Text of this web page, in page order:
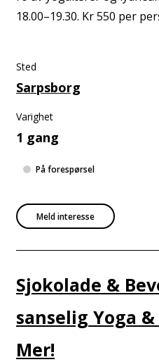
18.00–19.30. Kr 550 per
Sted
Sarpsborg
Varighet
1 gang
Meld interesse
På forespørsel
Sjokolade &
sanselig Yoga
Mer!